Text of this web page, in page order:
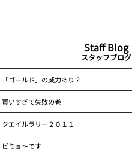
Staff Blog
スタッフブログ
「ゴールド」の威力あり？
買いすぎて失敗の巻
クエイルラリー２０１１
ビミョ～です